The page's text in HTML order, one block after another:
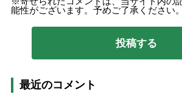
能性がございます。予めご了承ください。
最近のコメント